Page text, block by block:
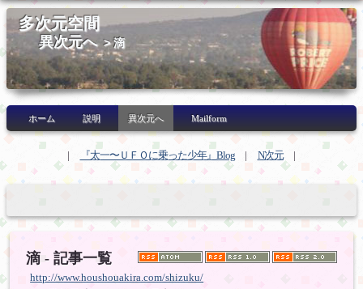
多次元空間
異次元へ> 滴
ホーム 説明 異次元へ Mailform
| 『太一〜ＵＦＯに乗った少年』Blog | N次元 |
滴 - 記事一覧
http://www.houshouakira.com/shizuku/